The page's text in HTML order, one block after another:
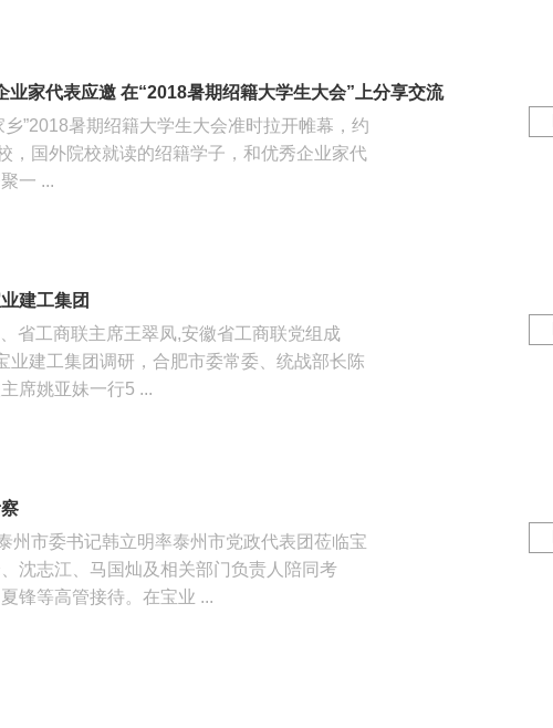
业家代表应邀 在“2018暑期绍籍大学生大会”上分享交流
”2018暑期绍籍大学生大会准时拉开帷幕，约
，国外院校就读的绍籍学子，和优秀企业家代
一 ...
建工集团
省工商联主席王翠凤,安徽省工商联党组成
业建工集团调研，合肥市委常委、统战部长陈
席姚亚妹一行5 ...
州市委书记韩立明率泰州市党政代表团莅临宝
沈志江、马国灿及相关部门负责人陪同考
锋等高管接待。在宝业 ...